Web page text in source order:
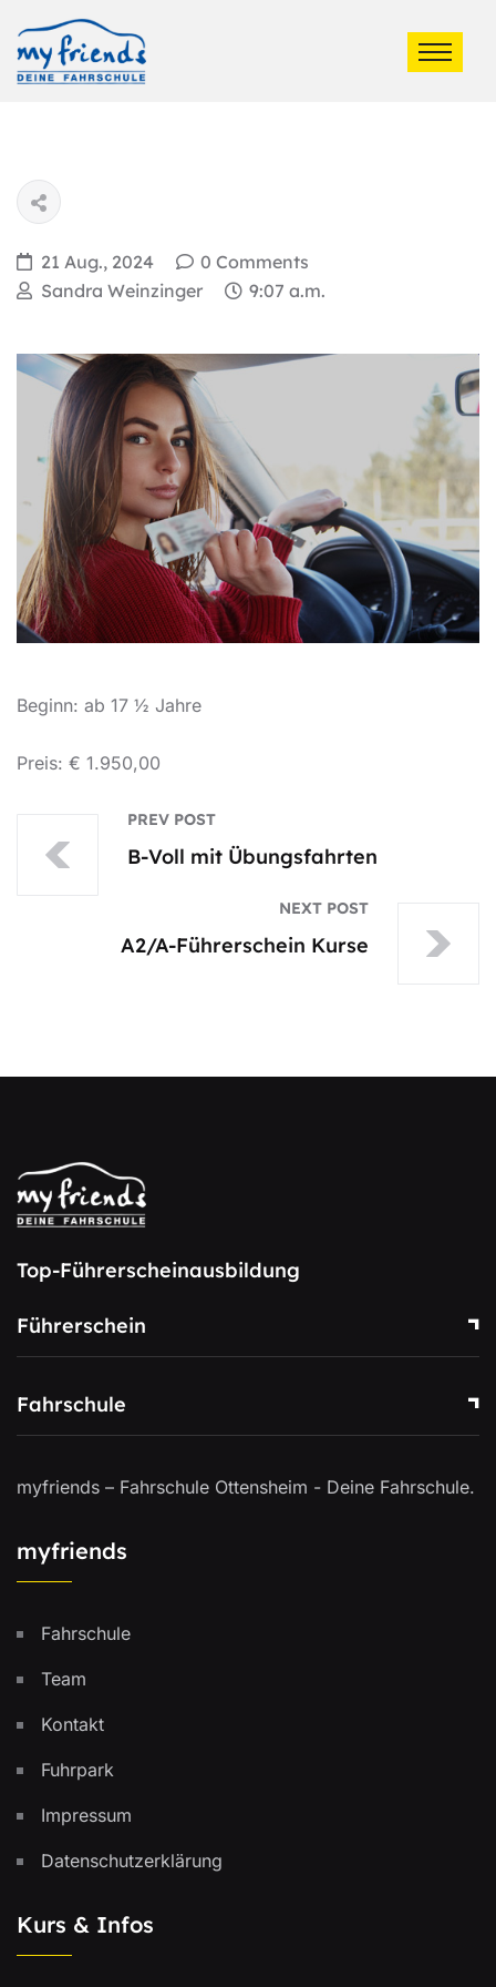
21 Aug., 2024
0 Comments
Sandra Weinzinger
9:07 a.m.
Beginn: ab 17 ½ Jahre
Preis: € 1.950,00
PREV POST
B-Voll mit Übungsfahrten
NEXT POST
A2/A-Führerschein Kurse
Top-Führerscheinausbildung
Führerschein
Fahrschule
myfriends – Fahrschule Ottensheim - Deine Fahrschule.
myfriends
Fahrschule
Team
Kontakt
Fuhrpark
Impressum
Datenschutzerklärung
Kurs & Infos